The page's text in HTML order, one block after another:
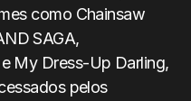
como Chainsaw
SAGA,
My Dress-Up Darling,
pelos